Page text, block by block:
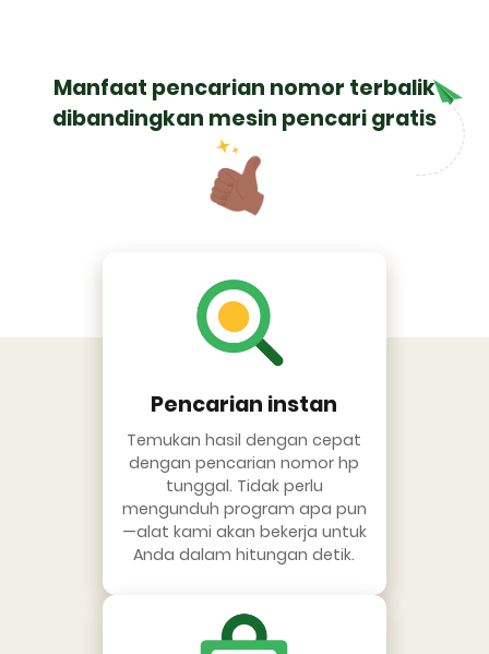
Manfaat pencarian nomor terbalik
dibandingkan mesin pencari gratis
Pencarian instan
Temukan hasil dengan cepat
dengan pencarian nomor hp
tunggal. Tidak perlu
mengunduh program apa pun
—alat kami akan bekerja untuk
Anda dalam hitungan detik.